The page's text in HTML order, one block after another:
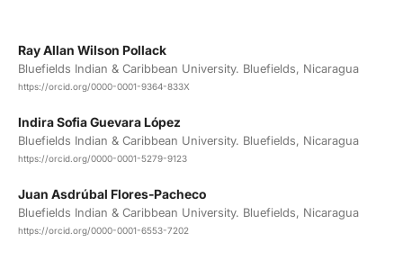
Ray Allan Wilson Pollack
Bluefields Indian & Caribbean University. Bluefields, Nicaragua
https://orcid.org/0000-0001-9364-833X
Indira Sofia Guevara López
Bluefields Indian & Caribbean University. Bluefields, Nicaragua
https://orcid.org/0000-0001-5279-9123
Juan Asdrúbal Flores-Pacheco
Bluefields Indian & Caribbean University. Bluefields, Nicaragua
https://orcid.org/0000-0001-6553-7202